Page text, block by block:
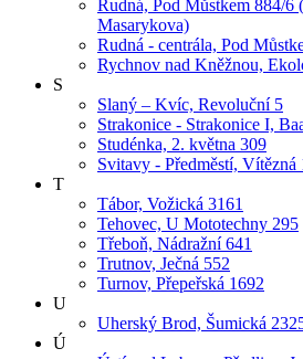
Rudná, Pod Můstkem 884/6
Masarykova)
Rudná - centrála, Pod
Rychnov nad Kněžnou,
S
Slaný – Kvíc, Revoluční 5
Strakonice - Strakonice I,
Studénka, 2. května 309
Svitavy - Předměstí, Vítězná
T
Tábor, Vožická 3161
Tehovec, U Mototechny 295
Třeboň, Nádražní 641
Trutnov, Ječná 552
Turnov, Přepeřská 1692
U
Uherský Brod, Šumická
Ú